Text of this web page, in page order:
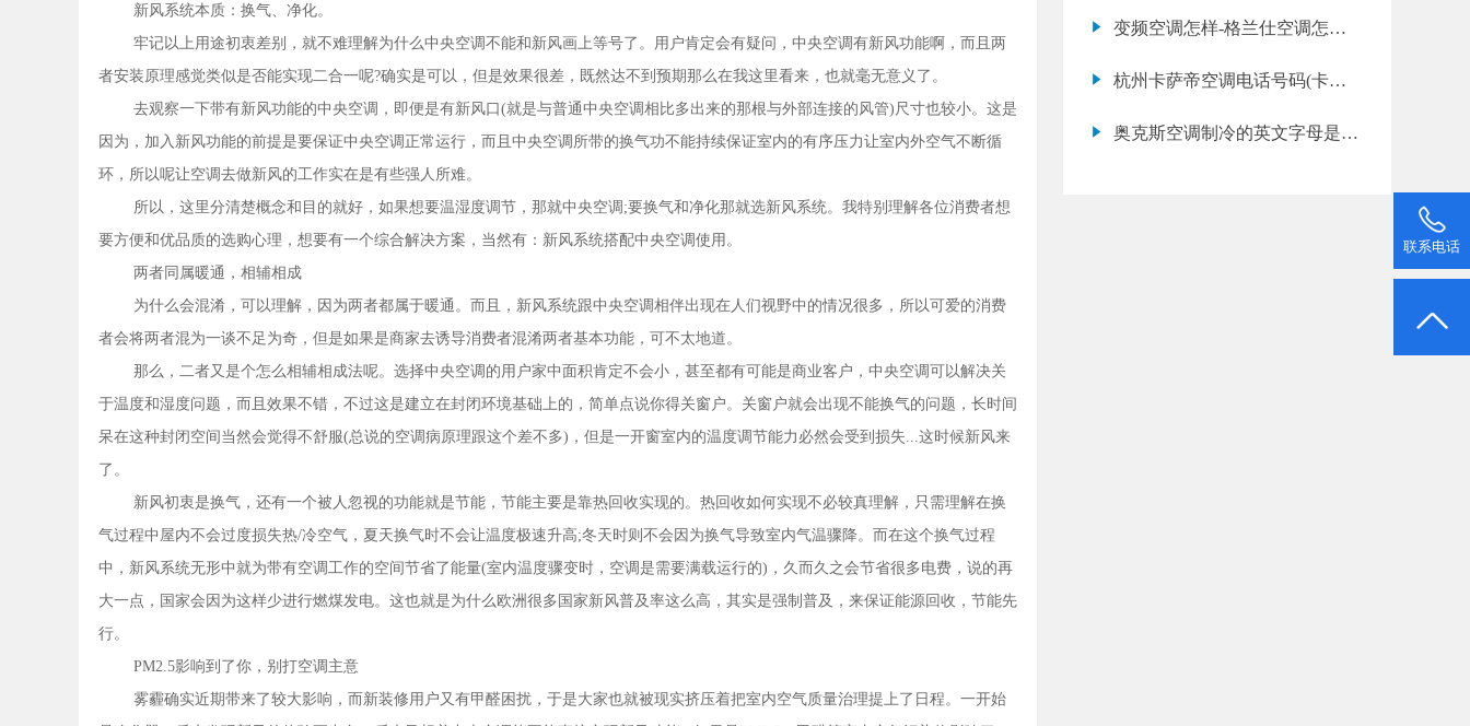
新风系统本质：换气、净化。
牢记以上用途初衷差别，就不难理解为什么中央空调不能和新风画上等号了。用户肯定会有疑问，中央空调有新风功能啊，而且两
者安装原理感觉类似是否能实现二合一呢?确实是可以，但是效果很差，既然达不到预期那么在我这里看来，也就毫无意义了。
去观察一下带有新风功能的中央空调，即便是有新风口(就是与普通中央空调相比多出来的那根与外部连接的风管)尺寸也较小。这是
因为，加入新风功能的前提是要保证中央空调正常运行，而且中央空调所带的换气功不能持续保证室内的有序压力让室内外空气不断循
环，所以呢让空调去做新风的工作实在是有些强人所难。
所以，这里分清楚概念和目的就好，如果想要温湿度调节，那就中央空调;要换气和净化那就选新风系统。我特别理解各位消费者想
要方便和优品质的选购心理，想要有一个综合解决方案，当然有：新风系统搭配中央空调使用。
两者同属暖通，相辅相成
为什么会混淆，可以理解，因为两者都属于暖通。而且，新风系统跟中央空调相伴出现在人们视野中的情况很多，所以可爱的消费
者会将两者混为一谈不足为奇，但是如果是商家去诱导消费者混淆两者基本功能，可不太地道。
那么，二者又是个怎么相辅相成法呢。选择中央空调的用户家中面积肯定不会小，甚至都有可能是商业客户，中央空调可以解决关
于温度和湿度问题，而且效果不错，不过这是建立在封闭环境基础上的，简单点说你得关窗户。关窗户就会出现不能换气的问题，长时间
呆在这种封闭空间当然会觉得不舒服(总说的空调病原理跟这个差不多)，但是一开窗室内的温度调节能力必然会受到损失...这时候新风来
了。
新风初衷是换气，还有一个被人忽视的功能就是节能，节能主要是靠热回收实现的。热回收如何实现不必较真理解，只需理解在换
气过程中屋内不会过度损失热/冷空气，夏天换气时不会让温度极速升高;冬天时则不会因为换气导致室内气温骤降。而在这个换气过程
中，新风系统无形中就为带有空调工作的空间节省了能量(室内温度骤变时，空调是需要满载运行的)，久而久之会节省很多电费，说的再
大一点，国家会因为这样少进行燃煤发电。这也就是为什么欧洲很多国家新风普及率这么高，其实是强制普及，来保证能源回收，节能先
行。
PM2.5影响到了你，别打空调主意
雾霾确实近期带来了较大影响，而新装修用户又有甲醛困扰，于是大家也就被现实挤压着把室内空气质量治理提上了日程。一开始
变频空调怎样-格兰仕空调怎么
杭州卡萨帝空调电话号码(卡萨
奥克斯空调制冷的英文字母是什
联系电话